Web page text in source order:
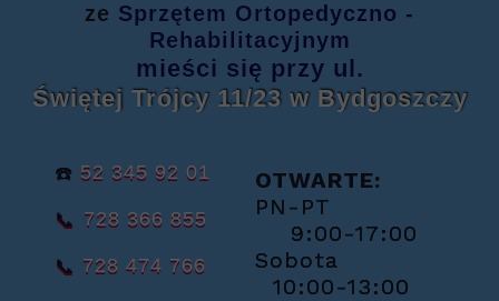
☎️ 52 345 92 01
📞 728 366 855
📞 728 474 766
OTWARTE:
PN-PT
9:00-17:00
Sobota
10:00-13:00
ze Sprzętem Ortopedyczno -
Rehabilitacyjnym
mieści się przy ul.
Świętej Trójcy 11/23 w Bydgoszczy